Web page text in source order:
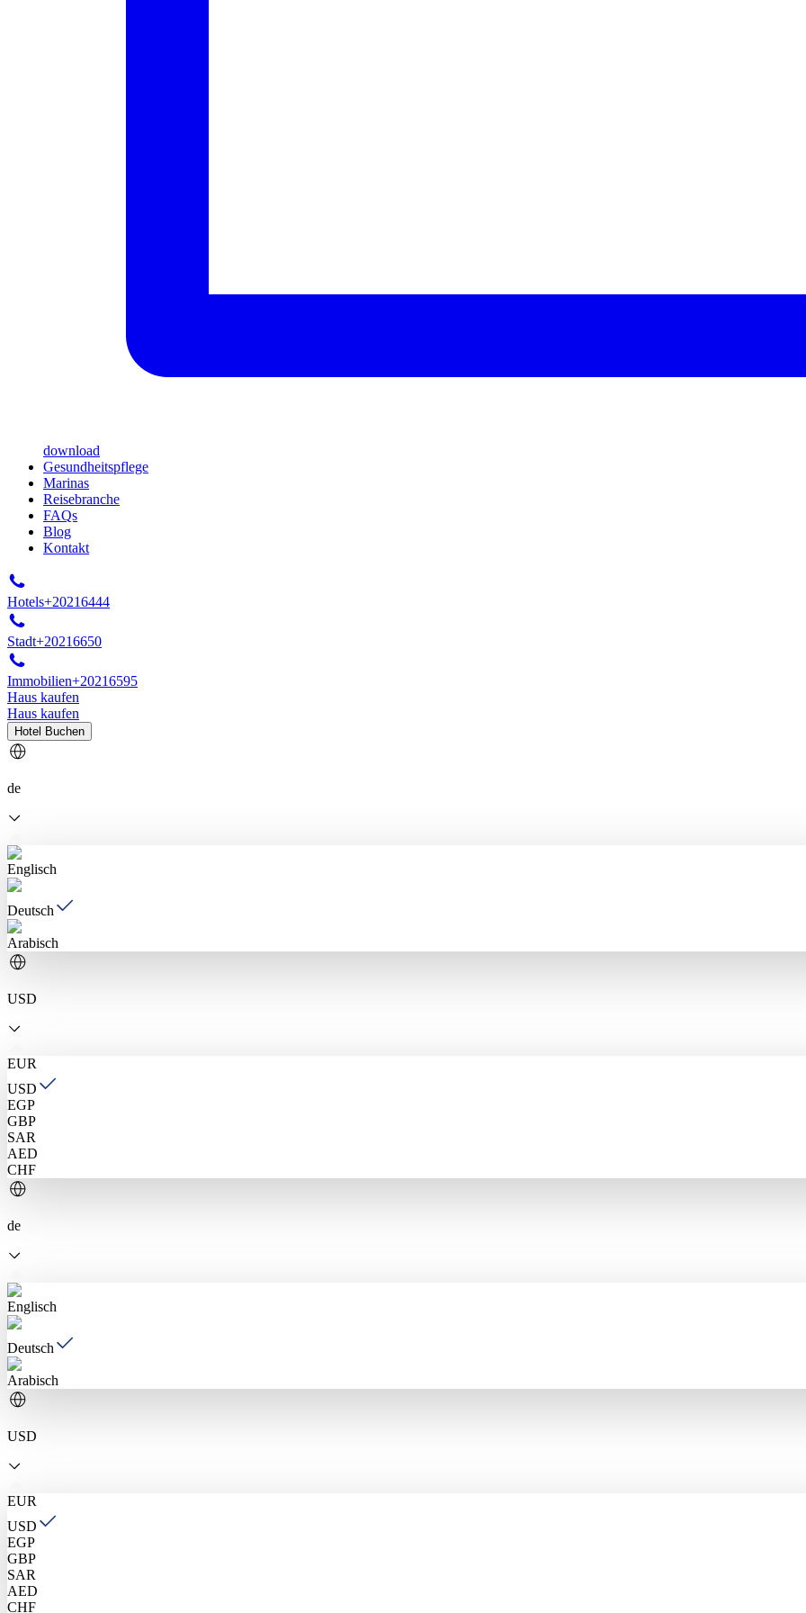
download
Gesundheitspflege
Marinas
Reisebranche
FAQs
Blog
Kontakt
Hotels+20216444
Stadt+20216650
Immobilien+20216595
Haus kaufen
Haus kaufen
Hotel Buchen
de
Englisch
Deutsch
Arabisch
USD
EUR
USD
EGP
GBP
SAR
AED
CHF
de
Englisch
Deutsch
Arabisch
USD
EUR
USD
EGP
GBP
SAR
AED
CHF